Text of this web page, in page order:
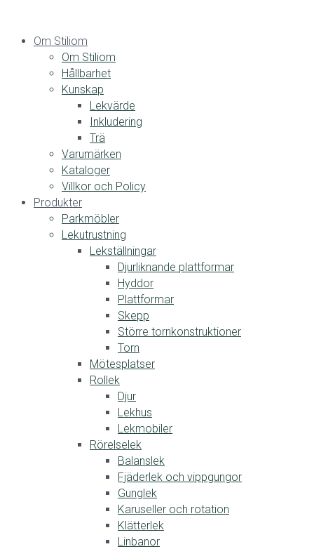
Om Stiliom
Om Stiliom
Hållbarhet
Kunskap
Lekvärde
Inkludering
Trä
Varumärken
Kataloger
Villkor och Policy
Produkter
Parkmöbler
Lekutrustning
Lekställningar
Djurliknande plattformar
Hyddor
Plattformar
Skepp
Större tornkonstruktioner
Torn
Mötesplatser
Rollek
Djur
Lekhus
Lekmobiler
Rörelselek
Balanslek
Fjäderlek och vippgungor
Gunglek
Karuseller och rotation
Klätterlek
Linbanor